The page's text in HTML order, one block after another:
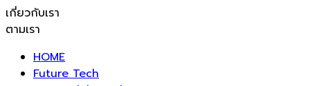
เกี่ยวกับเรา
ตามเรา
HOME
Future Tech